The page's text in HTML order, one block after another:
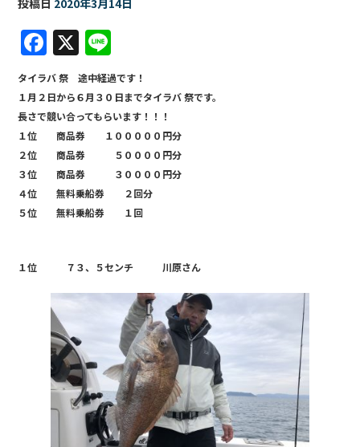
投稿日 2020年3月14日
F
a
c
e
b
o
o
k
X
n
e
タイラバ 祭 途中経過です！
１月２日から６月３０日までタイラバ 祭です。
長さで競い合ってもらいます！！！
１位 商品券 １０００００円分
２位 商品券 ５００００円分
３位 商品券 ３００００円分
４位 無料乗船券 ２回分
５位 無料乗船券 １回
１位 ７３、５センチ 川原さん